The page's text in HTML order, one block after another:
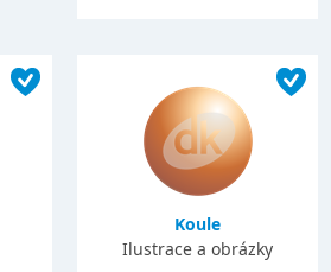
Koule
Ilustrace a obrázky